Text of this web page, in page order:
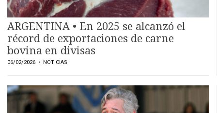
NUEVOS PRODUCTOS
MARKETPLACE
REVISTAS
REVISTAS
CATÁLOGO DE CORTES
EVENTOS Y
CAPACITACIONES
ARGENTINA • En 2025 se alcanzó el
récord de exportaciones de carne
bovina en divisas
06/02/2026 • NOTICIAS